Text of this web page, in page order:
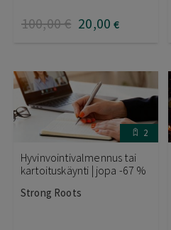
100,00€ 20,00 €
2
Hyvinvointivalmennus tai
kartoituskäynti | jopa -67 %
Strong Roots